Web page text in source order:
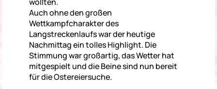
Auch ohne den großen
Wettkampfcharakter des
Langstreckenlaufs war der heutige
Nachmittag ein tolles Highlight. Die
Stimmung war großartig, das Wetter hat
mitgespielt und die Beine sind nun bereit
für die Ostereiersuche.